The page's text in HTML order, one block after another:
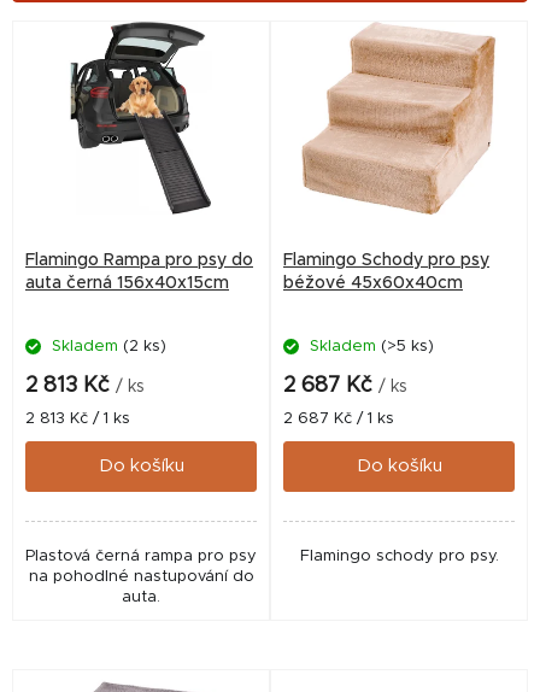
o
Flamingo Rampa pro psy do
auta černá 156x40x15cm
Skladem (2 ks)
2 813 Kč / ks
Měrná
cena:
2 813 Kč / 1 ks
Do košíku
Plastová černá rampa pro psy
na pohodlné nastupování do
auta.
Flamingo Schody pro psy
béžové 45x60x40cm
Skladem (>5 ks)
2 687 Kč / ks
Měrná
cena:
2 687 Kč / 1 ks
Do košíku
Flamingo schody pro psy.